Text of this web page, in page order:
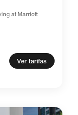
at Marriott
Ver tarifas